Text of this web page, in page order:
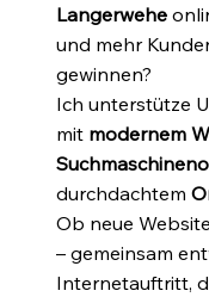
Langerwehe
und mehr
gewinnen?
Ich unterstütze
mit modernem
durchdachtem
Ob neue
– gemeinsam
Internetauftritt,